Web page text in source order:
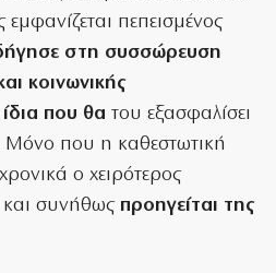
πεπεισμένος
στη συσσώρευση
κοινωνικής
που θα του εξασφαλίσει
Μόνο που η καθεστωτική
ο χειρότερος
και συνήθως προηγείται της